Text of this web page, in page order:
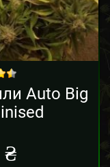
Auto Big
₴